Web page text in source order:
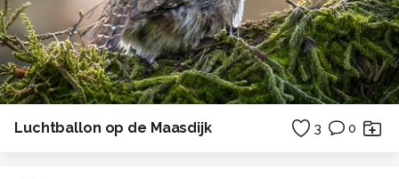
Luchtballon op de Maasdijk 3 0